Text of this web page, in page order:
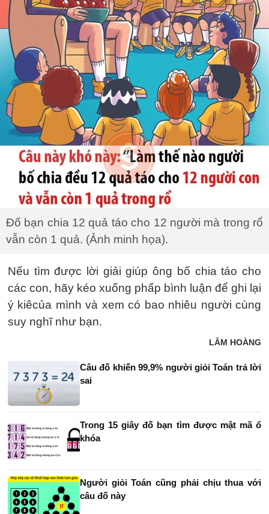
Đố bạn chia 12 quả táo cho 12 người mà trong rổ
vẫn còn 1 quả. (Ảnh minh họa).
Nếu tìm được lời giải giúp ông bố chia táo cho
các con, hãy kéo xuống phấp bình luận để ghi lại
ý kiêcủa mình và xem có bao nhiêu người cùng
suy nghĩ như bạn.
LÂM HOÀNG
Câu đố khiến 99,9% người giỏi Toán trả lời
sai
Trong 15 giây đố bạn tìm được mật mã ổ
khóa
Người giỏi Toán cũng phải chịu thua với
câu đố này